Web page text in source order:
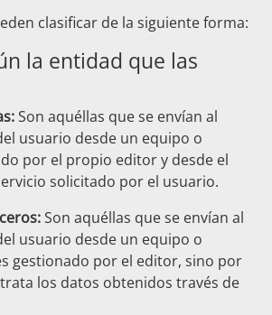
clasificar de la siguiente forma:
la entidad que las
Son aquéllas que se envían al
usuario desde un equipo o
por el propio editor y desde el
solicitado por el usuario.
Son aquéllas que se envían al
usuario desde un equipo o
gestionado por el editor, sino por
los datos obtenidos través de